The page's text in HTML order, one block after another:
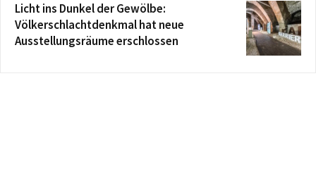
Licht ins Dunkel der Gewölbe:
Völkerschlachtdenkmal hat neue
Ausstellungsräume erschlossen